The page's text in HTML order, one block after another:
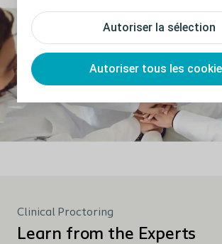
Autoriser la sélection
Autoriser tous les
Clinical Proctoring
Learn from the Experts